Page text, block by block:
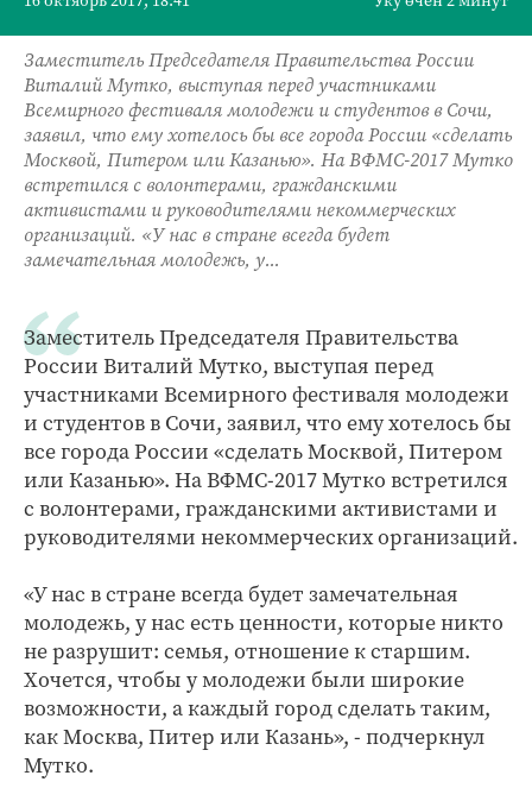
Заместитель Председателя Правительства России
Виталий Мутко, выступая перед участниками
Всемирного фестиваля молодежи и студентов в Сочи,
заявил, что ему хотелось бы все города России «сделать
Москвой, Питером или Казанью». На ВФМС-2017 Мутко
встретился с волонтерами, гражданскими
активистами и руководителями некоммерческих
организаций. «У нас в стране всегда будет
замечательная молодежь, у...
Заместитель Председателя Правительства
России Виталий Мутко, выступая перед
участниками Всемирного фестиваля молодежи
и студентов в Сочи, заявил, что ему хотелось бы
все города России «сделать Москвой, Питером
или Казанью». На ВФМС-2017 Мутко встретился
с волонтерами, гражданскими активистами и
руководителями некоммерческих организаций.
«У нас в стране всегда будет замечательная
молодежь, у нас есть ценности, которые никто
не разрушит: семья, отношение к старшим.
Хочется, чтобы у молодежи были широкие
возможности, а каждый город сделать таким,
как Москва, Питер или Казань», - подчеркнул
Мутко.